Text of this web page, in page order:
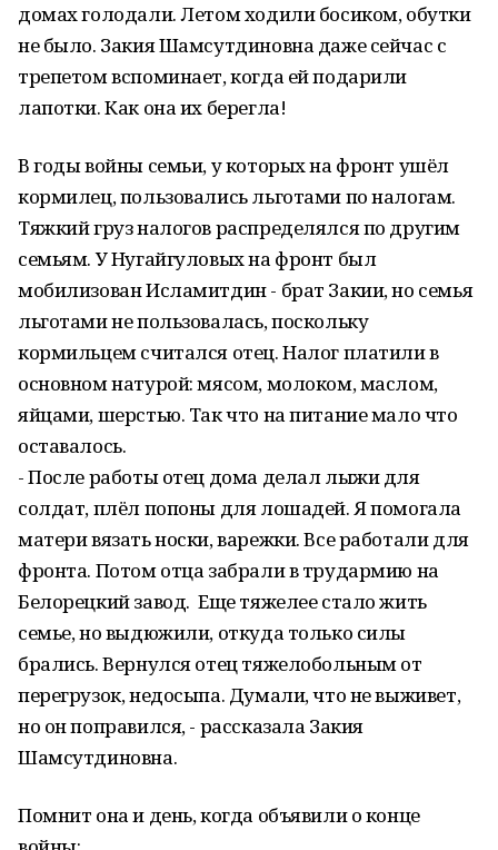
домах голодали. Летом ходили босиком, обутки
не было. Закия Шамсутдиновна даже сейчас с
трепетом вспоминает, когда ей подарили
лапотки. Как она их берегла!
В годы войны семьи, у которых на фронт ушёл
кормилец, пользовались льготами по налогам.
Тяжкий груз налогов распределялся по другим
семьям. У Нугайгуловых на фронт был
мобилизован Исламитдин - брат Закии, но семья
льготами не пользовалась, поскольку
кормильцем считался отец. Налог платили в
основном натурой: мясом, молоком, маслом,
яйцами, шерстью. Так что на питание мало что
оставалось.
- После работы отец дома делал лыжи для
солдат, плёл попоны для лошадей. Я помогала
матери вязать носки, варежки. Все работали для
фронта. Потом отца забрали в трудармию на
Белорецкий завод. Еще тяжелее стало жить
семье, но выдюжили, откуда только силы
брались. Вернулся отец тяжелобольным от
перегрузок, недосыпа. Думали, что не выживет,
но он поправился, - рассказала Закия
Шамсутдиновна.
Помнит она и день, когда объявили о конце